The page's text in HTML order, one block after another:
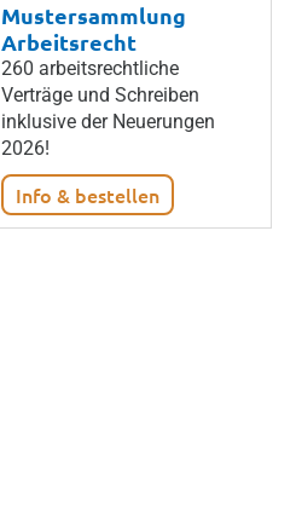
Mustersammlung
Arbeitsrecht
260 arbeitsrechtliche
Verträge und Schreiben
inklusive der Neuerungen
2026!
Info & bestellen